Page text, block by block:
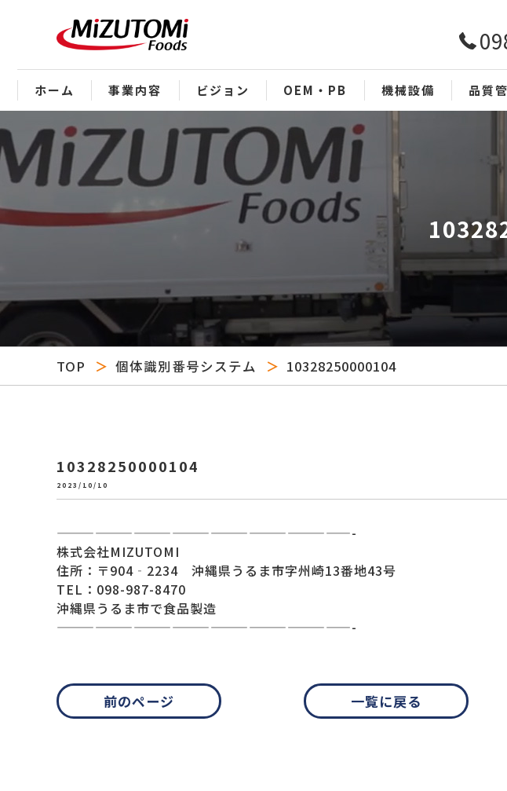
ホーム 事業内容 ビジョン OEM・PB 機械設備 品質
TOP 個体識別番号システム 10328250000104
10328250000104
2023/10/10
———————————————————————-
株式会社MIZUTOMI
住所：〒904‐2234 沖縄県うるま市字州崎13番地43号
TEL：098-987-8470
沖縄県うるま市で食品製造
———————————————————————-
前のページ 一覧に戻る